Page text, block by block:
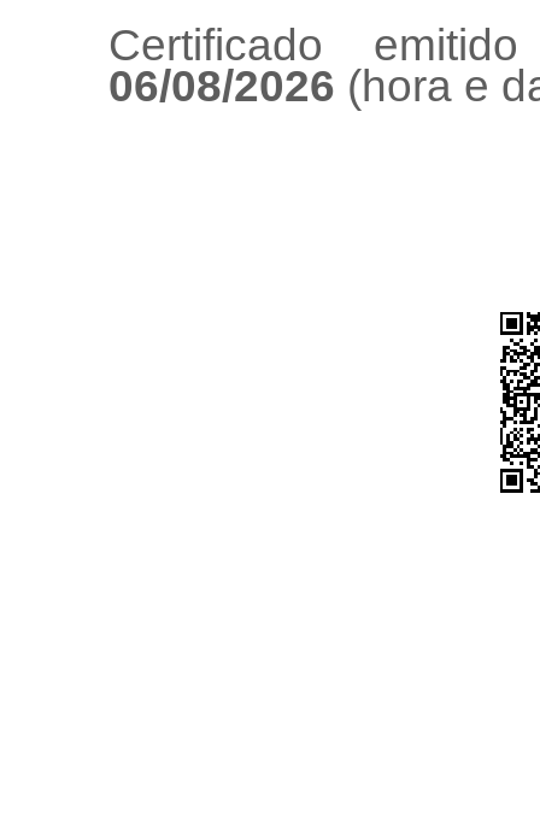
Certificado
06/08/2026 (hora e